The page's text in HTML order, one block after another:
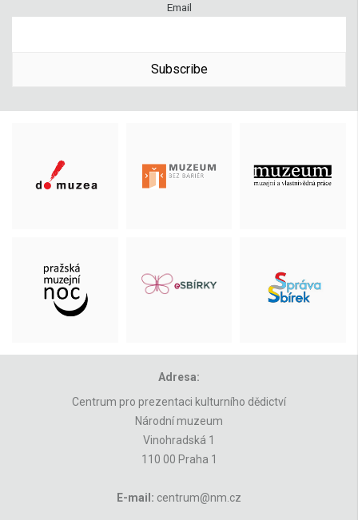
Email
Subscribe
Adresa:
Centrum pro prezentaci kulturního dědictví
Národní muzeum
Vinohradská 1
110 00 Praha 1
E-mail: centrum@nm.cz